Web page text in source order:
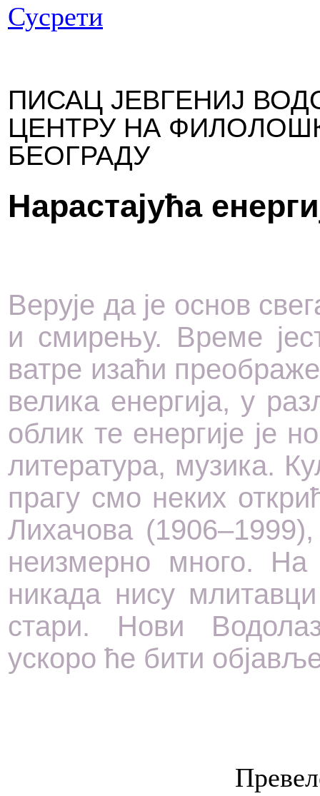
Сусрети
ПИСАЦ ЈЕВГЕНИЈ
ЦЕНТРУ НА
БЕОГРАДУ
Нарастајућа
Верује да је основ
и смирењу. Време
ватре изаћи
велика енергија, у
облик те енергије је
литература, музика.
прагу смо неких
Лихачова
неизмерно много.
никада нису
стари. Нови
ускоро ће бити